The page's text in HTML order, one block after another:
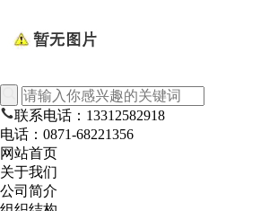
联系电话：13312582918
电话：0871-68221356
网站首页
关于我们
公司简介